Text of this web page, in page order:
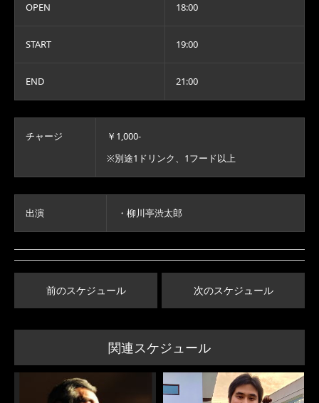
OPEN 18:00
START 19:00
END 21:00
チャージ
￥1,000-
※別途1ドリンク、1フード以上
出演 ・柳川亭渋太郎
前のスケジュール 次のスケジュール
関連スケジュール